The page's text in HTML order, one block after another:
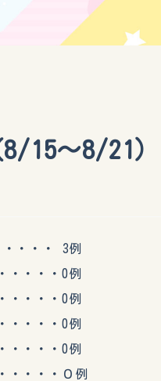
15～8/21）
・・ 3例
・・・0例
・・・0例
・・・0例
・・・0例
・・・０例